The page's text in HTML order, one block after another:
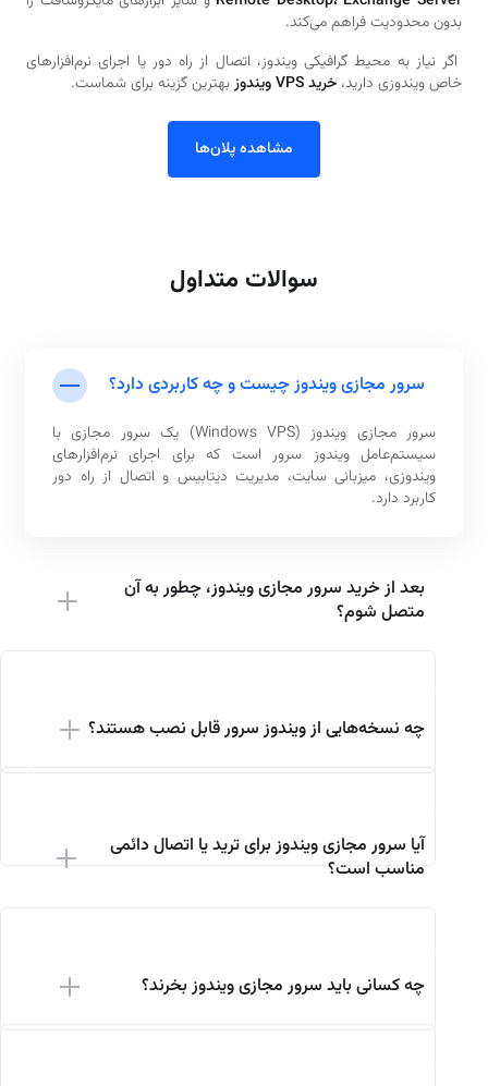
بدون محدودیت فراهم می‌کند.
اگر نیاز به محیط گرافیکی ویندوز، اتصال از راه دور یا اجرای نرم‌افزارهای
خاص ویندوزی دارید، خرید VPS ویندوز بهترین گزینه برای شماست.
مشاهده پلان‌ها
سوالات متداول
سرور مجازی ویندوز چیست و چه کاربردی دارد؟
سرور مجازی ویندوز (Windows VPS) یک سرور مجازی با
سیستم‌عامل ویندوز سرور است که برای اجرای نرم‌افزارهای
ویندوزی، میزبانی سایت، مدیریت دیتابیس و اتصال از راه دور
کاربرد دارد.
بعد از خرید سرور مجازی ویندوز، چطور به آن
متصل شوم؟
چه نسخه‌هایی از ویندوز سرور قابل نصب هستند؟
آیا سرور مجازی ویندوز برای ترید یا اتصال دائمی
مناسب است؟
چه کسانی باید سرور مجازی ویندوز بخرند؟